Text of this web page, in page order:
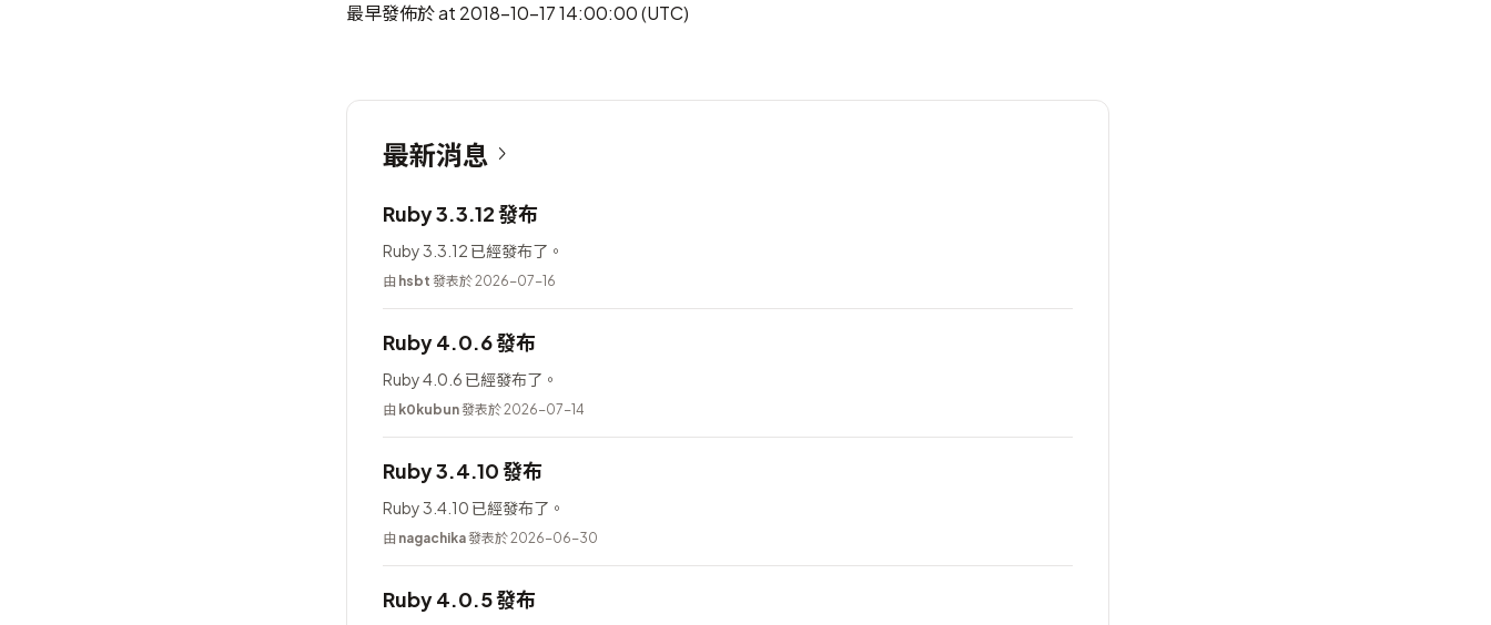
最早發佈於 at 2018-10-17 14:00:00 (UTC)
最新消息
Ruby 3.3.12 發布
Ruby 3.3.12 已經發布了。
由 hsbt 發表於 2026-07-16
Ruby 4.0.6 發布
Ruby 4.0.6 已經發布了。
由 k0kubun發表於 2026-07-14
Ruby 3.4.10 發布
Ruby 3.4.10 已經發布了。
由 nagachika發表於 2026-06-30
Ruby 4.0.5 發布